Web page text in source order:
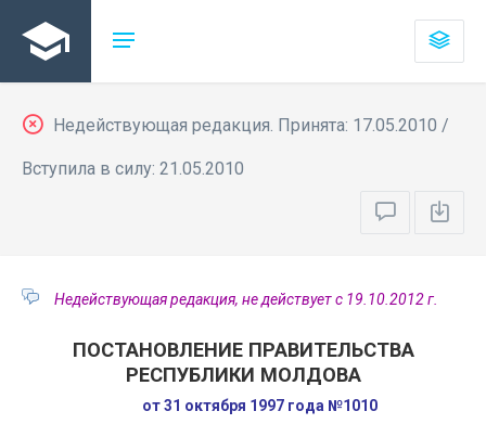
Недействующая редакция. Принята: 17.05.2010 /
Вступила в силу: 21.05.2010
Недействующая редакция, не действует с 19.10.2012 г.
ПОСТАНОВЛЕНИЕ ПРАВИТЕЛЬСТВА
РЕСПУБЛИКИ МОЛДОВА
от 31 октября 1997 года №1010